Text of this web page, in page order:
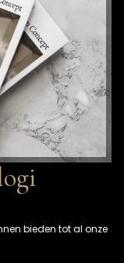
bieden tot al onze